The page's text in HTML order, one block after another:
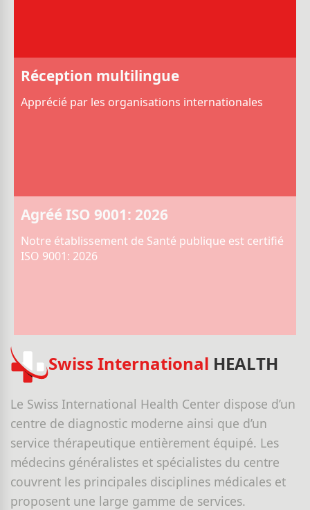
Réception multilingue
Apprécié par les organisations internationales
Agréé ISO 9001: 2026
Notre établissement de Santé publique est certifié
ISO 9001: 2026
Swiss International HEALTH
Le Swiss International Health Center dispose d’un
centre de diagnostic moderne ainsi que d’un
service thérapeutique entièrement équipé. Les
médecins généralistes et spécialistes du centre
couvrent les principales disciplines médicales et
proposent une large gamme de services.